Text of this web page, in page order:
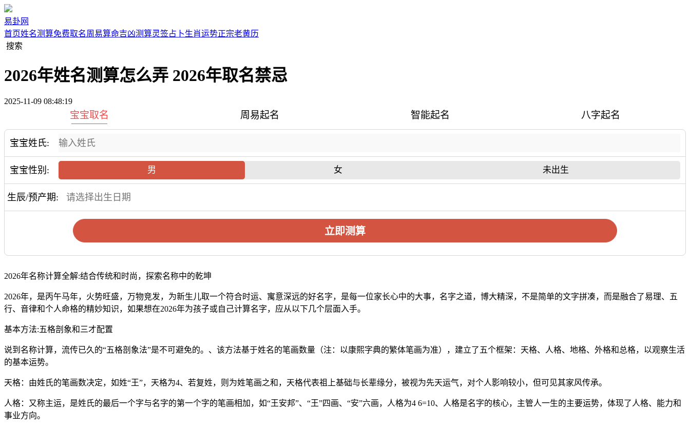
易卦网
首页姓名测算免费取名周易算命吉凶测算灵签占卜生肖运势正宗老黄历
搜索
2026年姓名测算怎么弄 2026年取名禁忌
2025-11-09 08:48:19
宝宝取名 周易起名 智能起名 八字起名
宝宝姓氏:
宝宝性别: 男 女 未出生
生辰/预产期:
立即测算
2026年名称计算全解:结合传统和时尚，探索名称中的乾坤
2026年，是丙午马年，火势旺盛，万物竞发，为新生儿取一个符合时运、寓意深远的好名字，是每一位家长心中的大事，名字之道，博大精深，不是简单的文字拼凑，而是融合了易理、五
行、音律和个人命格的精妙知识，如果想在2026年为孩子或自己计算名字，应从以下几个层面入手。
基本方法:五格剖象和三才配置
说到名称计算，流传已久的“五格剖象法”是不可避免的。、该方法基于姓名的笔画数量（注：以康熙字典的繁体笔画为准），建立了五个框架：天格、人格、地格、外格和总格，以观察生活
的基本运势。
天格：由姓氏的笔画数决定，如姓“王”，天格为4、若复姓，则为姓笔画之和，天格代表祖上基础与长辈缘分，被视为先天运气，对个人影响较小，但可见其家风传承。
人格：又称主运，是姓氏的最后一个字与名字的第一个字的笔画相加，如“王安邦”、“王”四画、“安”六画，人格为4 6=10、人格是名字的核心，主管人一生的主要运势，体现了人格、能力和
事业方向。